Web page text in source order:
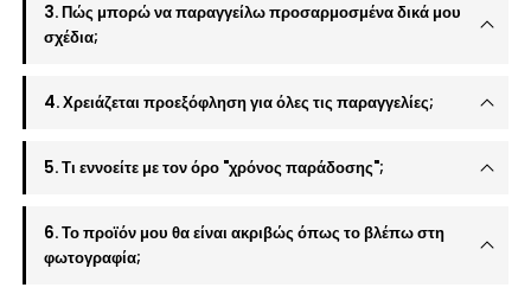
3. Πώς μπορώ να παραγγείλω προσαρμοσμένα δικά μου
σχέδια;
4. Χρειάζεται προεξόφληση για όλες τις παραγγελίες;
5. Τι εννοείτε με τον όρο "χρόνος παράδοσης";
6. Το προϊόν μου θα είναι ακριβώς όπως το βλέπω στη
φωτογραφία;